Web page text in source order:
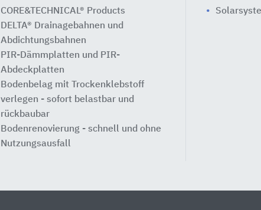
CORE&TECHNICAL® Products
DELTA® Drainagebahnen und
Abdichtungsbahnen
PIR-Dämmplatten und PIR-
Abdeckplatten
Bodenbelag mit Trockenklebstoff
verlegen - sofort belastbar und
rückbaubar
Bodenrenovierung - schnell und ohne
Nutzungsausfall